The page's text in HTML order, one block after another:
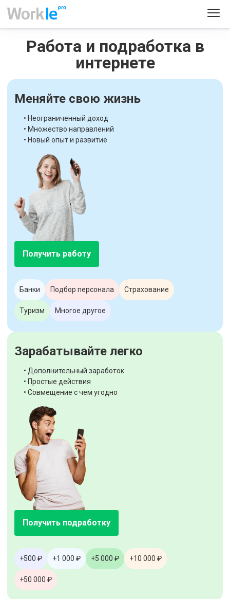
Работа и подработка в
интернете
Меняйте свою жизнь
• Неограниченный доход
• Множество направлений
• Новый опыт и развитие
Получить работу
Банки Подбор персонала Страхование
Туризм Многое другое
Зарабатывайте легко
• Дополнительный заработок
• Простые действия
• Совмещение с чем угодно
Получить подработку
+500 ₽ +1 000 ₽ +5 000 ₽ +10 000 ₽
+50 000 ₽